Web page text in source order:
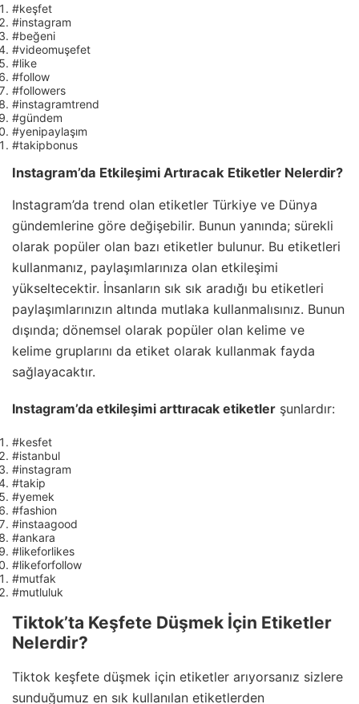
#keşfet
#instagram
#beğeni
#videomuşefet
#like
#follow
#followers
#instagramtrend
#gündem
#yenipaylaşım
#takipbonus
Instagram’da Etkileşimi Artıracak Etiketler Nelerdir?
Instagram’da trend olan etiketler Türkiye ve Dünya
gündemlerine göre değişebilir. Bunun yanında; sürekli
olarak popüler olan bazı etiketler bulunur. Bu etiketleri
kullanmanız, paylaşımlarınıza olan etkileşimi
yükseltecektir. İnsanların sık sık aradığı bu etiketleri
paylaşımlarınızın altında mutlaka kullanmalısınız. Bunun
dışında; dönemsel olarak popüler olan kelime ve
kelime gruplarını da etiket olarak kullanmak fayda
sağlayacaktır.
Instagram’da etkileşimi arttıracak etiketler şunlardır:
#kesfet
#istanbul
#instagram
#takip
#yemek
#fashion
#instaagood
#ankara
#likeforlikes
#likeforfollow
#mutfak
#mutluluk
Tiktok’ta Keşfete Düşmek İçin Etiketler
Nelerdir?
Tiktok keşfete düşmek için etiketler arıyorsanız sizlere
sunduğumuz en sık kullanılan etiketlerden